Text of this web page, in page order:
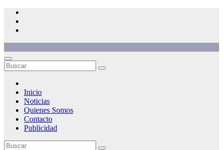
Saltar
contenido
Inicio
Noticias
Quienes Somos
Contacto
Publicidad